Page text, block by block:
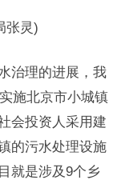
灵)
理的进展，我
施北京市小城镇
会投资人采用建
的污水处理设施
就是涉及9个乡